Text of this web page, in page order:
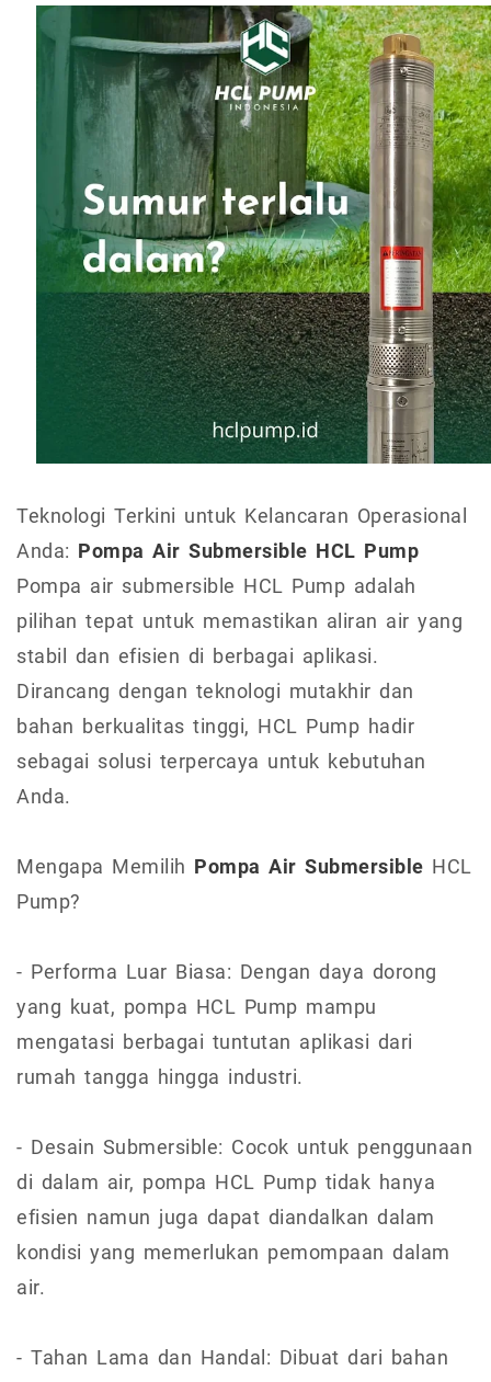
Teknologi Terkini untuk Kelancaran Operasional
Anda: Pompa Air Submersible HCL Pump
Pompa air submersible HCL Pump adalah
pilihan tepat untuk memastikan aliran air yang
stabil dan efisien di berbagai aplikasi.
Dirancang dengan teknologi mutakhir dan
bahan berkualitas tinggi, HCL Pump hadir
sebagai solusi terpercaya untuk kebutuhan
Anda.
Mengapa Memilih Pompa Air Submersible HCL
Pump?
- Performa Luar Biasa: Dengan daya dorong
yang kuat, pompa HCL Pump mampu
mengatasi berbagai tuntutan aplikasi dari
rumah tangga hingga industri.
- Desain Submersible: Cocok untuk penggunaan
di dalam air, pompa HCL Pump tidak hanya
efisien namun juga dapat diandalkan dalam
kondisi yang memerlukan pemompaan dalam
air.
- Tahan Lama dan Handal: Dibuat dari bahan